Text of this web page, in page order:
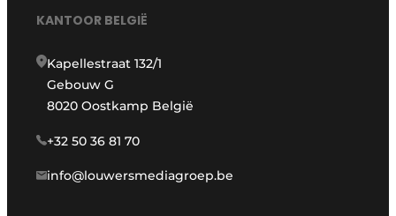
KANTOOR BELGIË
Kapellestraat 132/1
Gebouw G
8020 Oostkamp België
+32 50 36 81 70
info@louwersmediagroep.be